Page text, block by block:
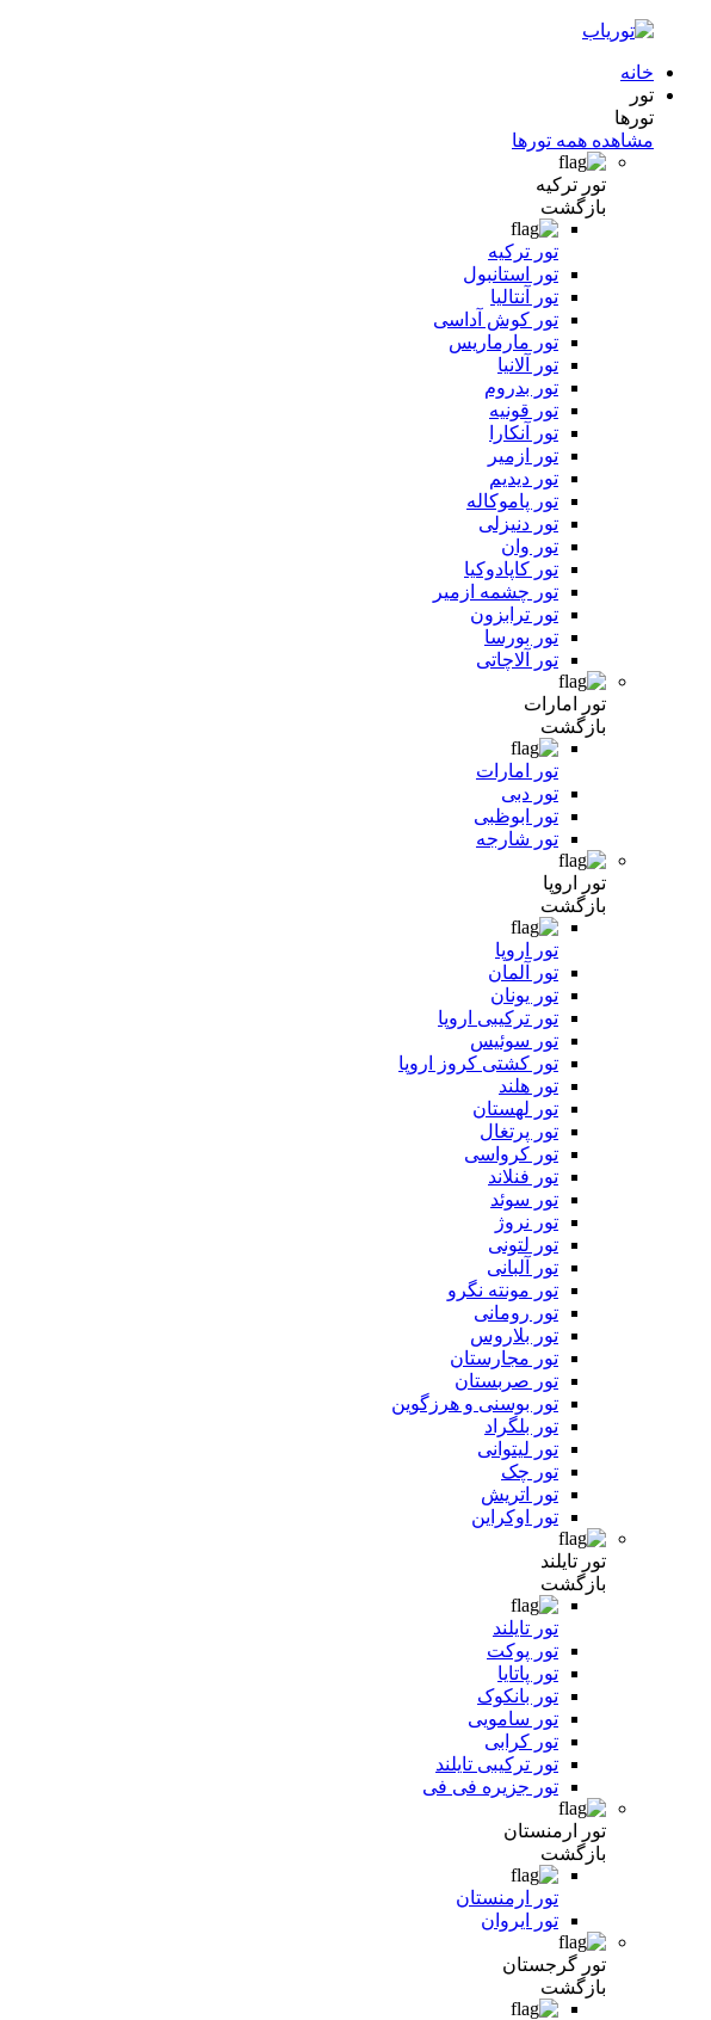
خانه
تور
تورها
مشاهده همه تورها
تور ترکیه
بازگشت
تور ترکیه
تور استانبول
تور آنتالیا
تور کوش آداسی
تور مارماریس
تور آلانیا
تور بدروم
تور قونیه
تور آنکارا
تور ازمیر
تور دیدیم
تور پاموکاله
تور دنیزلی
تور وان
تور کاپادوکیا
تور چشمه ازمیر
تور ترابزون
تور بورسا
تور آلاچاتی
تور امارات
بازگشت
تور امارات
تور دبی
تور ابوظبی
تور شارجه
تور اروپا
بازگشت
تور اروپا
تور آلمان
تور یونان
تور ترکیبی اروپا
تور سوئیس
تور کشتی کروز اروپا
تور هلند
تور لهستان
تور پرتغال
تور کرواسی
تور فنلاند
تور سوئد
تور نروژ
تور لتونی
تور آلبانی
تور مونته نگرو
تور رومانی
تور بلاروس
تور مجارستان
تور صربستان
تور بوسنی و هرزگوین
تور بلگراد
تور لیتوانی
تور چک
تور اتریش
تور اوکراین
تور تایلند
بازگشت
تور تایلند
تور پوکت
تور پاتایا
تور بانکوک
تور سامویی
تور کرابی
تور ترکیبی تایلند
تور جزیره فی فی
تور ارمنستان
بازگشت
تور ارمنستان
تور ایروان
تور گرجستان
بازگشت